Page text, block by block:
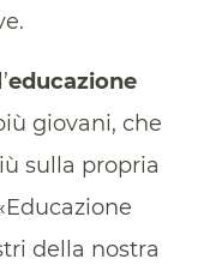
educazione
giovani, che
sulla propria
della nostra